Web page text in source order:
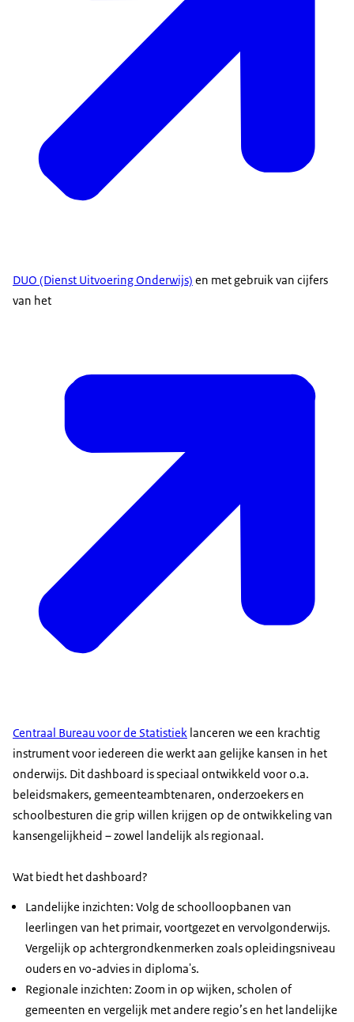
DUO (Dienst Uitvoering Onderwijs) en met gebruik van cijfers
van het
Centraal Bureau voor de Statistiek lanceren we een krachtig
instrument voor iedereen die werkt aan gelijke kansen in het
onderwijs. Dit dashboard is speciaal ontwikkeld voor o.a.
beleidsmakers, gemeenteambtenaren, onderzoekers en
schoolbesturen die grip willen krijgen op de ontwikkeling van
kansengelijkheid – zowel landelijk als regionaal.
Wat biedt het dashboard?
Landelijke inzichten: Volg de schoolloopbanen van
leerlingen van het primair, voortgezet en vervolgonderwijs.
Vergelijk op achtergrondkenmerken zoals opleidingsniveau
ouders en vo-advies in diploma's.
Regionale inzichten: Zoom in op wijken, scholen of
gemeenten en vergelijk met andere regio’s en het landelijke